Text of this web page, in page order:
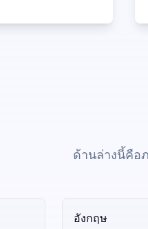
ด้านล่างนี้คือ
อังกฤษ